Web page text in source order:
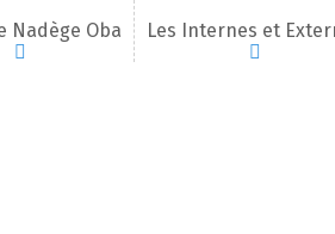
Nadège Oba Les Internes et